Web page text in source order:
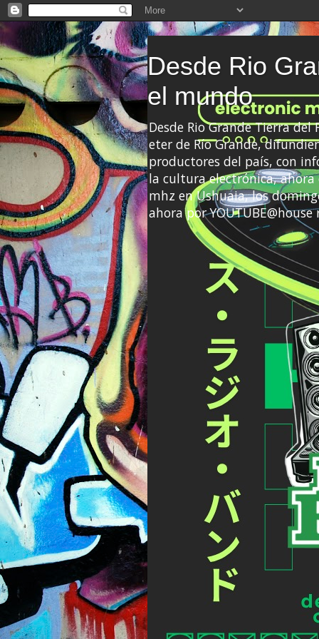
Desde Rio
el mundo
Desde Rio Grande Tierra
eter de Río Grande,
productores del país, con
la cultura electrónica, ahora
mhz en Ushuaia, los
ahora por